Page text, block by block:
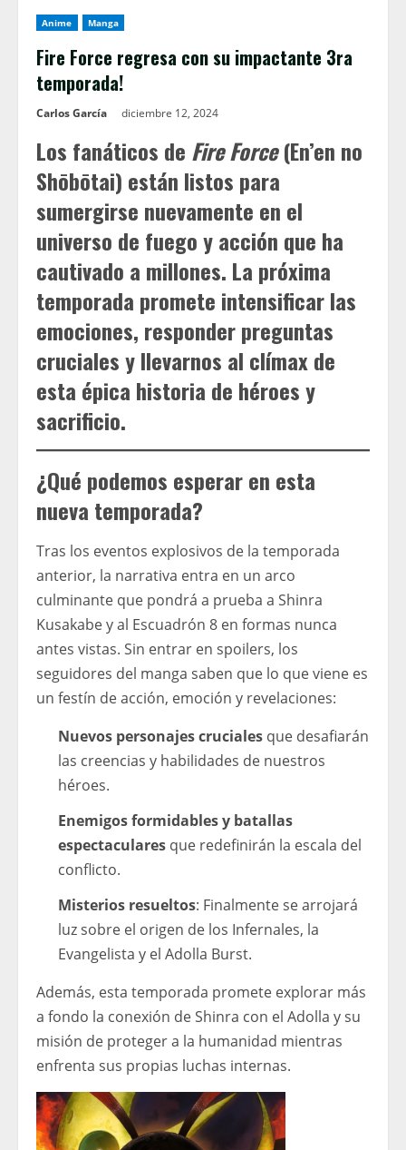
Anime Manga
Fire Force regresa con su impactante 3ra
temporada!
Carlos García diciembre 12, 2024
Los fanáticos de Fire Force(En’en no
Shōbōtai) están listos para
sumergirse nuevamente en el
universo de fuego y acción que ha
cautivado a millones. La próxima
temporada promete intensificar las
emociones, responder preguntas
cruciales y llevarnos al clímax de
esta épica historia de héroes y
sacrificio.
¿Qué podemos esperar en esta
nueva temporada?
Tras los eventos explosivos de la temporada
anterior, la narrativa entra en un arco
culminante que pondrá a prueba a Shinra
Kusakabe y al Escuadrón 8 en formas nunca
antes vistas. Sin entrar en spoilers, los
seguidores del manga saben que lo que viene es
un festín de acción, emoción y revelaciones:
Nuevos personajes cruciales que desafiarán
las creencias y habilidades de nuestros
héroes.
Enemigos formidables y batallas
espectaculares que redefinirán la escala del
conflicto.
Misterios resueltos: Finalmente se arrojará
luz sobre el origen de los Infernales, la
Evangelista y el Adolla Burst.
Además, esta temporada promete explorar más
a fondo la conexión de Shinra con el Adolla y su
misión de proteger a la humanidad mientras
enfrenta sus propias luchas internas.